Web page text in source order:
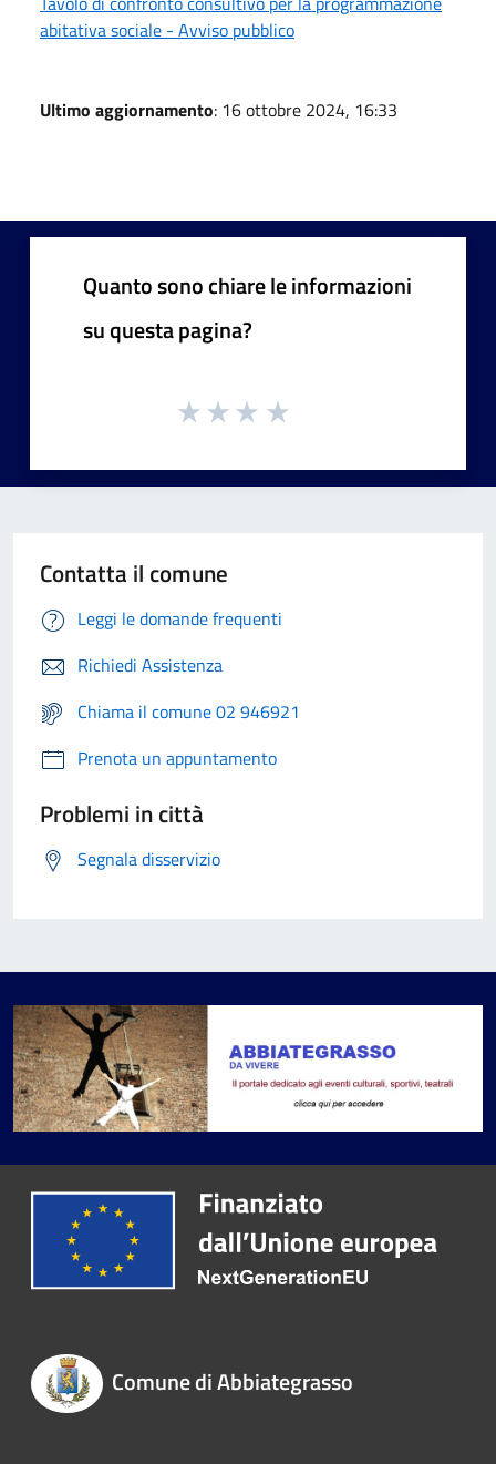
abitativa sociale - Avviso pubblico
Ultimo aggiornamento: 16 ottobre 2024, 16:33
Quanto sono chiare le informazioni
su questa pagina?
Contatta il comune
Leggi le domande frequenti
Richiedi Assistenza
Chiama il comune 02 946921
Prenota un appuntamento
Problemi in città
Segnala disservizio
Comune di Abbiategrasso